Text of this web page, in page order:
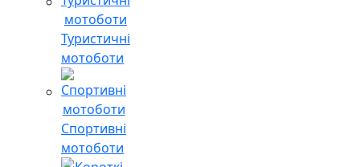
Туристичні
мотоботи
Спортивні
мотоботи